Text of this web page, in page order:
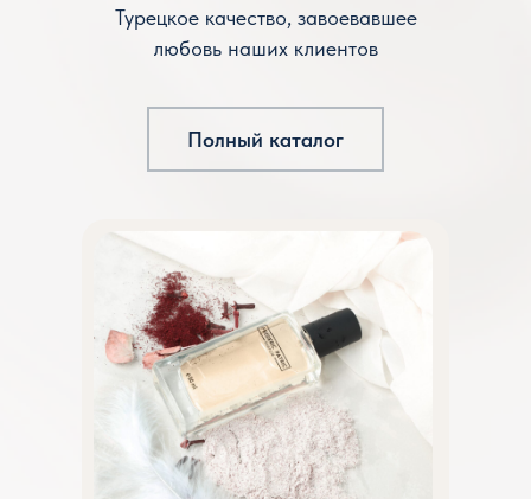
Турецкое качество, завоевавшее
любовь наших клиентов
Полный каталог